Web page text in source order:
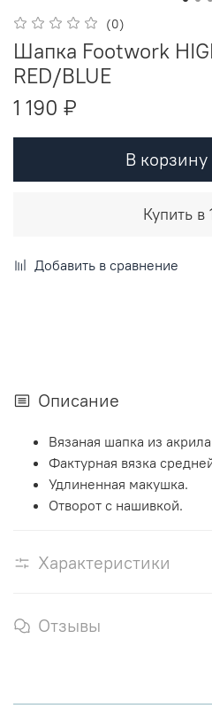
(0)
Шапка Footwork
RED/BLUE
1 190 ₽
В корзину
Купить в
Добавить в сравнение
Описание
Вязаная шапка из
Фактурная вязка
Удлиненная макушка.
Отворот с нашивкой.
Характеристики
Отзывы